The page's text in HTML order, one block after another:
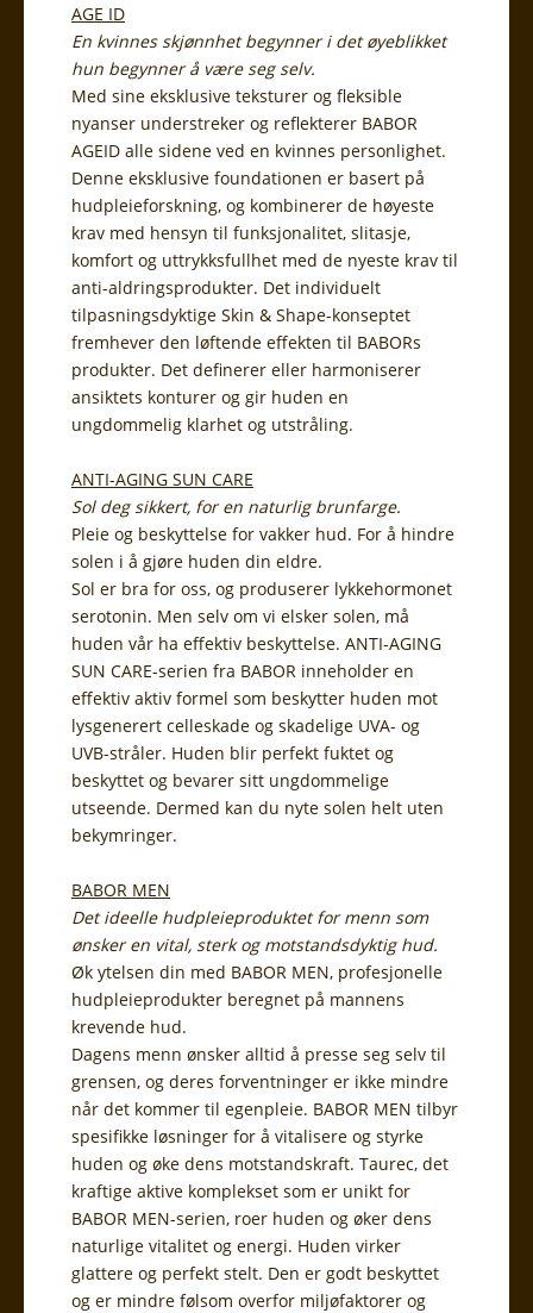
AGE ID
En kvinnes skjønnhet begynner i det øyeblikket
hun begynner å være seg selv.
Med sine eksklusive teksturer og fleksible
nyanser understreker og reflekterer BABOR
AGEID alle sidene ved en kvinnes personlighet.
Denne eksklusive foundationen er basert på
hudpleieforskning, og kombinerer de høyeste
krav med hensyn til funksjonalitet, slitasje,
komfort og uttrykksfullhet med de nyeste krav til
anti-aldringsprodukter. Det individuelt
tilpasningsdyktige Skin & Shape-konseptet
fremhever den løftende effekten til BABORs
produkter. Det definerer eller harmoniserer
ansiktets konturer og gir huden en
ungdommelig klarhet og utstråling.
ANTI-AGING SUN CARE
Sol deg sikkert, for en naturlig brunfarge.
Pleie og beskyttelse for vakker hud. For å hindre
solen i å gjøre huden din eldre.
Sol er bra for oss, og produserer lykkehormonet
serotonin. Men selv om vi elsker solen, må
huden vår ha effektiv beskyttelse. ANTI-AGING
SUN CARE-serien fra BABOR inneholder en
effektiv aktiv formel som beskytter huden mot
lysgenerert celleskade og skadelige UVA- og
UVB-stråler. Huden blir perfekt fuktet og
beskyttet og bevarer sitt ungdommelige
utseende. Dermed kan du nyte solen helt uten
bekymringer.
BABOR MEN
Det ideelle hudpleieproduktet for menn som
ønsker en vital, sterk og motstandsdyktig hud.
Øk ytelsen din med BABOR MEN, profesjonelle
hudpleieprodukter beregnet på mannens
krevende hud.
Dagens menn ønsker alltid å presse seg selv til
grensen, og deres forventninger er ikke mindre
når det kommer til egenpleie. BABOR MEN tilbyr
spesifikke løsninger for å vitalisere og styrke
huden og øke dens motstandskraft. Taurec, det
kraftige aktive komplekset som er unikt for
BABOR MEN-serien, roer huden og øker dens
naturlige vitalitet og energi. Huden virker
glattere og perfekt stelt. Den er godt beskyttet
og er mindre følsom overfor miljøfaktorer og